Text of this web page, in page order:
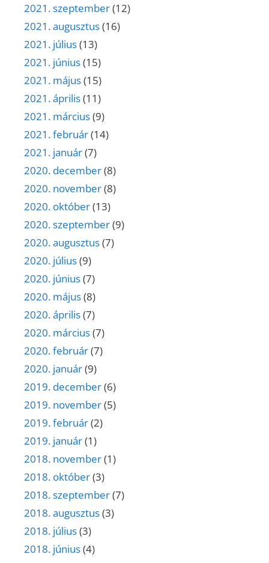
2021. szeptember(12)
2021. augusztus(16)
2021. július(13)
2021. június(15)
2021. május(15)
2021. április(11)
2021. március(9)
2021. február(14)
2021. január(7)
2020. december(8)
2020. november(8)
2020. október(13)
2020. szeptember(9)
2020. augusztus(7)
2020. július(9)
2020. június(7)
2020. május(8)
2020. április(7)
2020. március(7)
2020. február(7)
2020. január(9)
2019. december(6)
2019. november(5)
2019. február(2)
2019. január(1)
2018. november(1)
2018. október(3)
2018. szeptember(7)
2018. augusztus(3)
2018. július(3)
2018. június(4)